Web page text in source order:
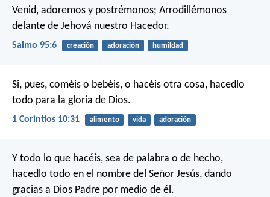
Venid, adoremos y postrémonos; Arrodillémonos
delante de Jehová nuestro Hacedor.
Salmo 95:6 creación adoración humildad
Si, pues, coméis o bebéis, o hacéis otra cosa, hacedlo
todo para la gloria de Dios.
1 Corintios 10:31 alimento vida adoración
Y todo lo que hacéis, sea de palabra o de hecho,
hacedlo todo en el nombre del Señor Jesús, dando
gracias a Dios Padre por medio de él.